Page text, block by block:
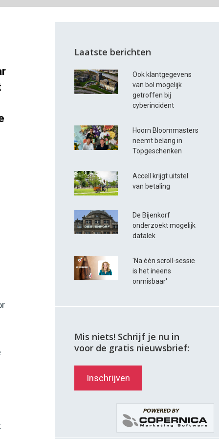
Laatste berichten
Ook klantgegevens
van bol mogelijk
getroffen bij
cyberincident
Hoorn Bloommasters
neemt belang in
Topgeschenken
Accell krijgt uitstel
van betaling
De Bijenkorf
onderzoekt mogelijk
datalek
'Na één scroll-sessie
is het ineens
onmisbaar'
Mis niets! Schrijf je nu in
voor de gratis nieuwsbrief:
Inschrijven